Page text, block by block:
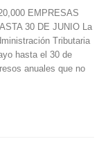
EMPRESAS
30 DE JUNIO La
Tributaria
hasta el 30 de
anuales que no